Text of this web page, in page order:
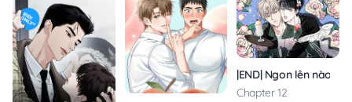
|END| Ngon lên nào!
Chapter 12